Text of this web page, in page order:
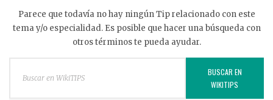
Parece que todavía no hay ningún Tip relacionado con este
tema y/o especialidad. Es posible que hacer una búsqueda con
otros términos te pueda ayudar.
BUSCAR EN
WIKITIPS